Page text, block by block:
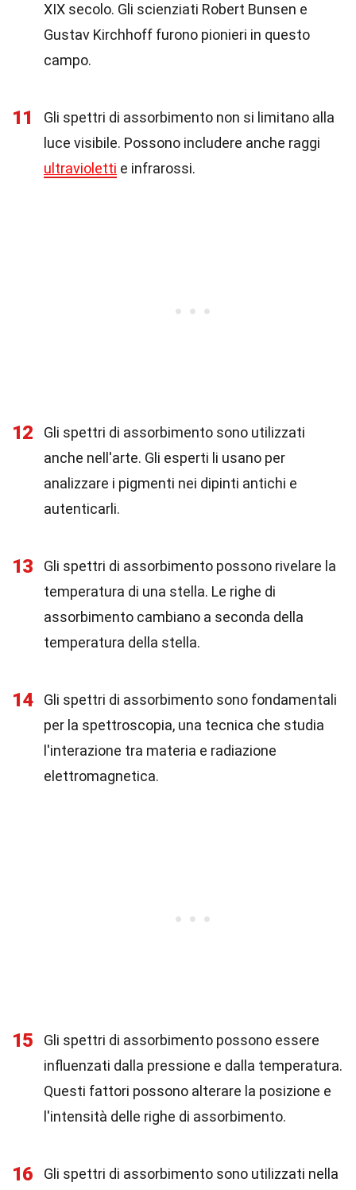
XIX secolo. Gli scienziati Robert Bunsen e
Gustav Kirchhoff furono pionieri in questo
campo.
11
Gli spettri di assorbimento non si limitano alla
luce visibile. Possono includere anche raggi
ultravioletti e infrarossi.
12
Gli spettri di assorbimento sono utilizzati
anche nell'arte. Gli esperti li usano per
analizzare i pigmenti nei dipinti antichi e
autenticarli.
13
Gli spettri di assorbimento possono rivelare la
temperatura di una stella. Le righe di
assorbimento cambiano a seconda della
temperatura della stella.
14
Gli spettri di assorbimento sono fondamentali
per la spettroscopia, una tecnica che studia
l'interazione tra materia e radiazione
elettromagnetica.
15
Gli spettri di assorbimento possono essere
influenzati dalla pressione e dalla temperatura.
Questi fattori possono alterare la posizione e
l'intensità delle righe di assorbimento.
16
Gli spettri di assorbimento sono utilizzati nella